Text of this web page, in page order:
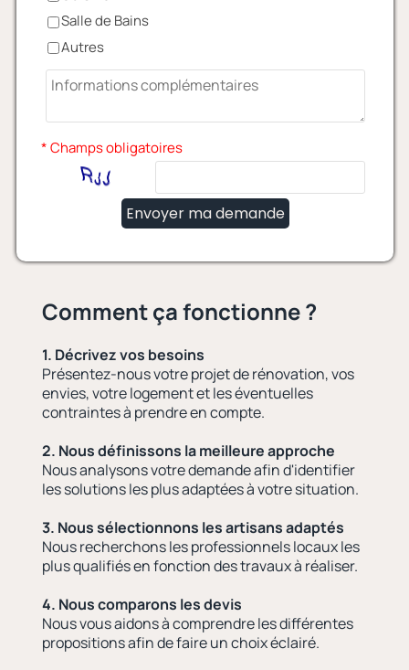
Comment ça fonctionne ?
1. Décrivez vos besoins
Présentez-nous votre projet de rénovation, vos
envies, votre logement et les éventuelles
contraintes à prendre en compte.
2. Nous définissons la meilleure approche
Nous analysons votre demande afin d'identifier
les solutions les plus adaptées à votre situation.
3. Nous sélectionnons les artisans adaptés
Nous recherchons les professionnels locaux les
plus qualifiés en fonction des travaux à réaliser.
4. Nous comparons les devis
Nous vous aidons à comprendre les différentes
propositions afin de faire un choix éclairé.
Salle de Bains
Autres
* Champs obligatoires
Envoyer ma demande